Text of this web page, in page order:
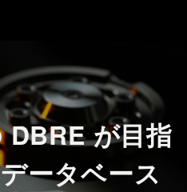
DBRE が目指
ータベース